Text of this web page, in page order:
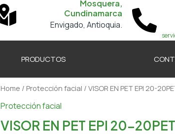
Mosquera,
Cundinamarca
Envigado, Antioquia.
PRODUCTOS
Home / Protección facial / VISOR EN PET EPI 20-
Protección facial
VISOR EN PET EPI 20-20PET